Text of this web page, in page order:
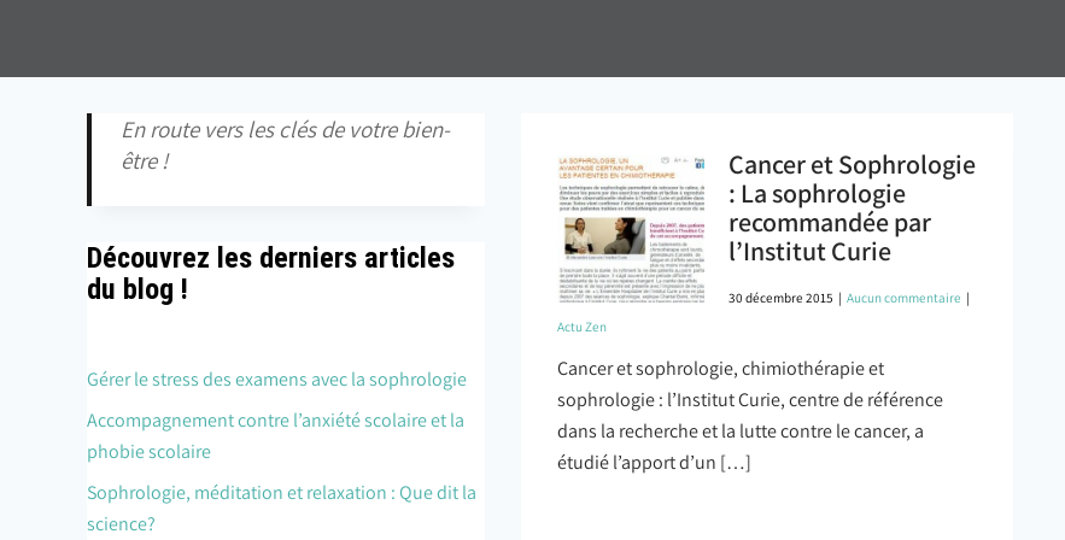
Cancer et Sophrologie
: La sophrologie
recommandée par
l’Institut Curie
30 décembre 2015 | Aucun commentaire |
Actu Zen
Cancer et sophrologie, chimiothérapie et
sophrologie : l’Institut Curie, centre de référence
dans la recherche et la lutte contre le cancer, a
étudié l’apport d’un […]
En route vers les clés de votre bien-
être !
Découvrez les derniers articles
du blog !
Gérer le stress des examens avec la sophrologie
Accompagnement contre l’anxiété scolaire et la
phobie scolaire
Sophrologie, méditation et relaxation : Que dit la
science?